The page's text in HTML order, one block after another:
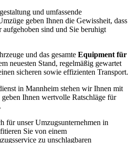
und umfassende
geben Ihnen die Gewissheit, dass
sind und Sie beruhigt
und das gesamte Equipment für
neuesten Stand, regelmäßig gewartet
sicheren sowie effizienten Transport.
in Mannheim stehen wir Ihnen mit
Ihnen wertvolle Ratschläge für
für unser Umzugsunternehmen in
Sie von einem
zu unschlagbaren